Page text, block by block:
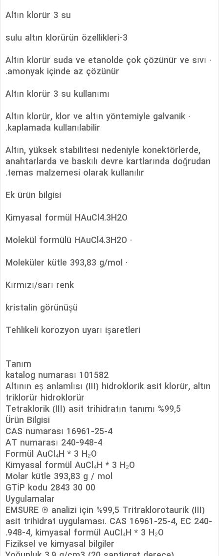
Altın klorür 3 su
3-sulu altın klorürün özellikleri
· Altın klorür suda ve etanolde çok çözünür ve sıvı
amonyak içinde az çözünür.
Altın klorür 3 su kullanımı
· Altın klorür, klor ve altın yöntemiyle galvanik
kaplamada kullanılabilir.
Altın, yüksek stabilitesi nedeniyle konektörlerde,
anahtarlarda ve baskılı devre kartlarında doğrudan
temas malzemesi olarak kullanılır.
Ek ürün bilgisi
Kimyasal formül HAuCl4.3H2O
· Molekül formülü HAuCl4.3H2O
· Moleküler kütle 393,83 g/mol
Kırmızı/sarı renk
kristalin görünüşü
Tehlikeli korozyon uyarı işaretleri
Tanım
katalog numarası 101582
Altının eş anlamlısı (III) hidroklorik asit klorür, altın
triklorür hidroklorür
Tetraklorik (III) asit trihidratın tanımı %99,5
Ürün Bilgisi
CAS numarası 16961-25-4
AT numarası 240-948-4
Formül AuCl₄H * 3 H₂O
Kimyasal formül AuCl₄H * 3 H₂O
Molar kütle 393,83 g / mol
GTİP kodu 2843 30 00
Uygulamalar
EMSURE ® analizi için %99,5 Tritraklorotaurik (III)
asit trihidrat uygulaması. CAS 16961-25-4, EC 240-
948-4, kimyasal formül AuCl₄H * 3 H₂O.
Fiziksel ve kimyasal bilgiler